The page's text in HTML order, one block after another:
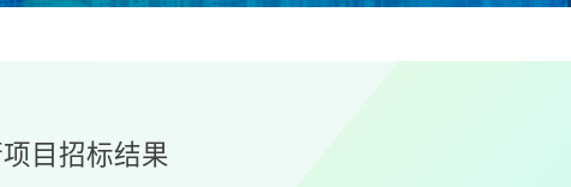
目招标结果